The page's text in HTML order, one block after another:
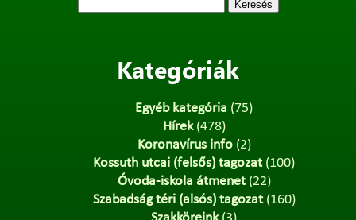
Kategóriák
Egyéb kategória (75)
Hírek(478)
Koronavírus info(2)
Kossuth utcai (felsős) tagozat(100)
Óvoda-iskola átmenet(22)
Szabadság téri (alsós) tagozat(160)